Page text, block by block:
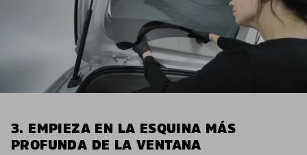
3. EMPIEZA EN LA ESQUINA MÁS
PROFUNDA DE LA VENTANA